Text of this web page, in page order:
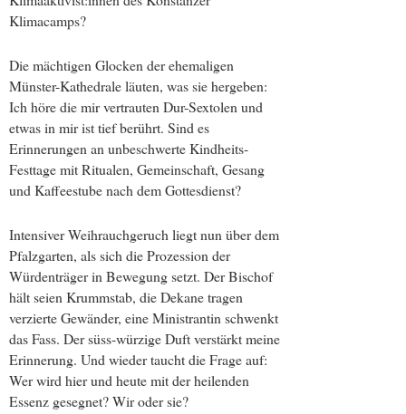
Klimacamps?
Die mächtigen Glocken der ehemaligen
Münster-Kathedrale läuten, was sie hergeben:
Ich höre​ die mir vertrauten Dur-Sextolen und
etwas in mir ist tief berührt. Sind es
Erinnerungen an unbeschwerte Kindheits-
Festtage mit Ritualen, Gemeinschaft, Gesang
und Kaffeestube nach dem Gottesdienst?
Intensiver Weihrauchgeruch liegt nun über dem
Pfalzgarten, als sich die Prozession der
Würdenträger in Bewegung setzt. Der Bischof
hält seien Krummstab, die Dekane tragen
verzierte Gewänder, eine Ministrantin schwenkt
das Fass. Der süss-würzige Duft verstärkt meine
Erinnerung. Und wieder taucht die Frage auf:
Wer wird hier und heute mit der heilenden
Essenz gesegnet? Wir oder sie?